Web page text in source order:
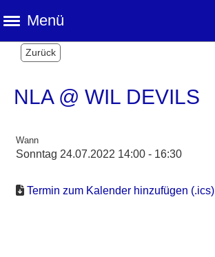
Menü
Zurück
NLA @ WIL DEVILS
Wann
Sonntag 24.07.2022 14:00 - 16:30
Termin zum Kalender hinzufügen (.ics)